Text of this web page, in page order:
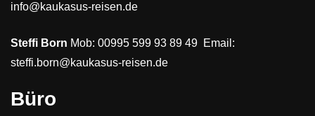
info@kaukasus-reisen.de
Steffi Born Mob: 00995 599 93 89 49 Email:
steffi.born@kaukasus-reisen.de
Büro